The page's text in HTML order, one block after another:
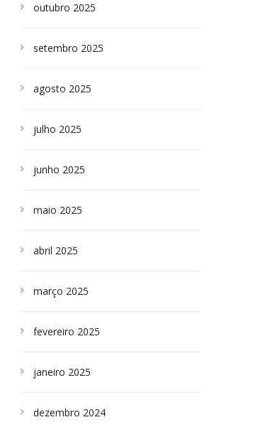
outubro 2025
setembro 2025
agosto 2025
julho 2025
junho 2025
maio 2025
abril 2025
março 2025
fevereiro 2025
janeiro 2025
dezembro 2024